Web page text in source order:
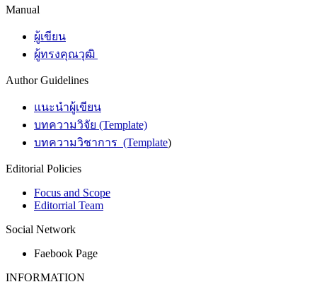
Manual
ผู้เขียน
ผู้ทรงคุณวุฒิ
Author Guidelines
แนะนำผู้เขียน
บทความวิจัย (Template)
บทความวิชาการ (Template)
Editorial Policies
Focus and Scope
Editorrial Team
Social Network
Faebook Page
INFORMATION